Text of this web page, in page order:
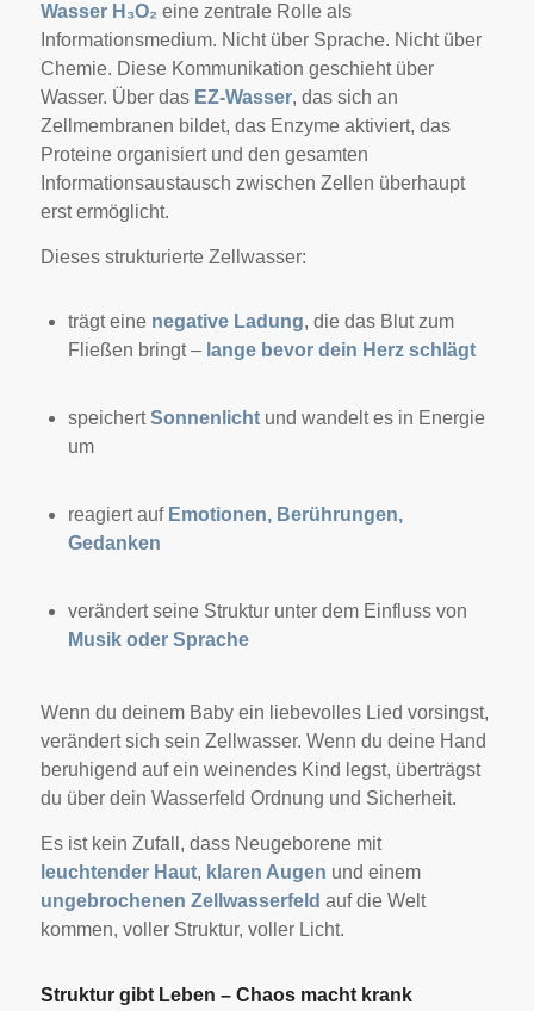
Wasser H₃O₂ eine zentrale Rolle als
Informationsmedium. Nicht über Sprache. Nicht über
Chemie. Diese Kommunikation geschieht über
Wasser. Über das EZ-Wasser, das sich an
Zellmembranen bildet, das Enzyme aktiviert, das
Proteine organisiert und den gesamten
Informationsaustausch zwischen Zellen überhaupt
erst ermöglicht.
Dieses strukturierte Zellwasser:
trägt eine negative Ladung, die das Blut zum
Fließen bringt – lange bevor dein Herz schlägt
speichertSonnenlichtund wandelt es in Energie
um
reagiert auf Emotionen, Berührungen,
Gedanken
verändert seine Struktur unter dem Einfluss von
Musik oder Sprache
Wenn du deinem Baby ein liebevolles Lied vorsingst,
verändert sich sein Zellwasser. Wenn du deine Hand
beruhigend auf ein weinendes Kind legst, überträgst
du über dein Wasserfeld Ordnung und Sicherheit.
Es ist kein Zufall, dass Neugeborene mit
leuchtender Haut, klaren Augen und einem
ungebrochenen Zellwasserfeld auf die Welt
kommen, voller Struktur, voller Licht.
Struktur gibt Leben – Chaos macht krank